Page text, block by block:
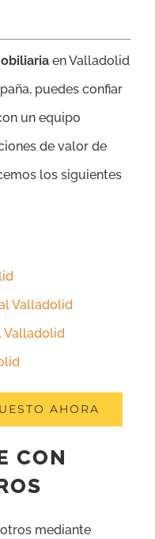
en Valladolid
puedes confiar
un equipo
de valor de
los siguientes
Valladolid
Valladolid
AHORA
CON
mediante